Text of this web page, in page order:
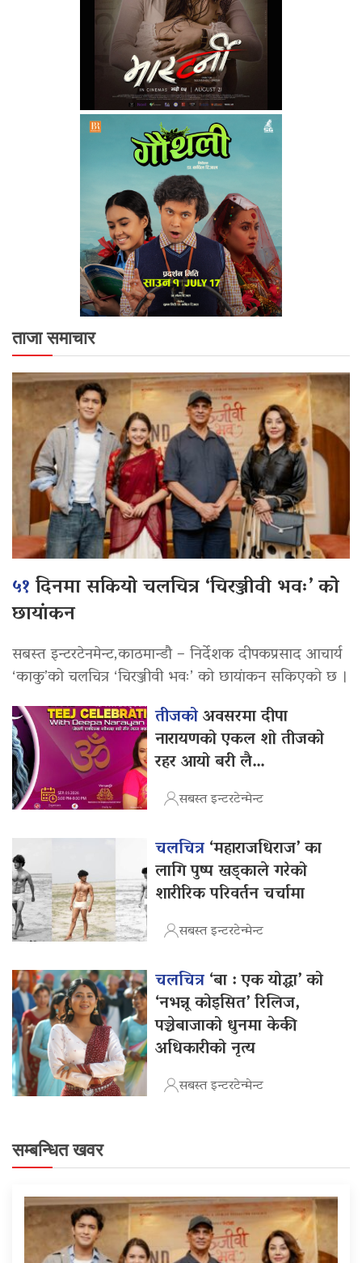
ताजा समाचार
५१दिनमा सकियो चलचित्र ‘चिरञ्जीवी भवः’ को
छायांकन
सबस्त इन्टरटेनमेन्ट,काठमान्डौ – निर्देशक दीपकप्रसाद आचार्य
‘काकु’को चलचित्र ‘चिरञ्जीवी भवः’ को छायांकन सकिएको छ ।
तीजकोअवसरमा दीपा
नारायणको एकल शो तीजको
रहर आयो बरी लै…
सबस्त इन्टरटेन्मेन्ट
चलचित्र‘महाराजधिराज’ का
लागि पुष्प खड्काले गरेको
शारीरिक परिवर्तन चर्चामा
सबस्त इन्टरटेन्मेन्ट
चलचित्र‘बा : एक योद्धा’ को
‘नभन्नू कोइसित’ रिलिज,
पञ्चेबाजाको धुनमा केकी
अधिकारीको नृत्य
सबस्त इन्टरटेन्मेन्ट
सम्बन्धित खवर